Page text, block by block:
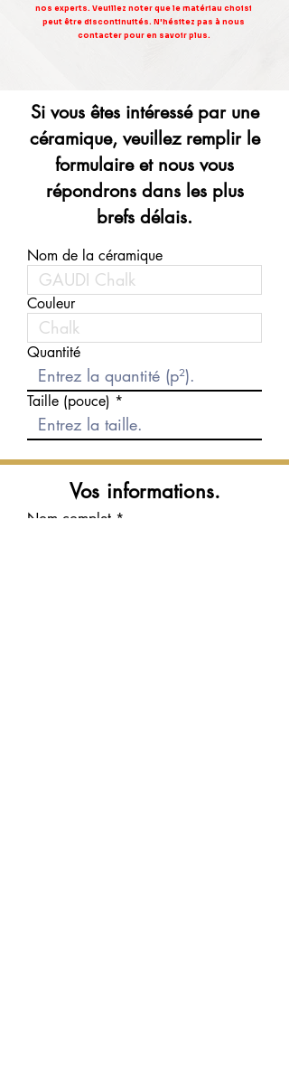
nos experts. Veuillez noter que le matériau choisi
peut être discontinuités. N'hésitez pas à nous
contacter pour en savoir plus.
Si vous êtes intéressé par une
céramique, veuillez remplir le
formulaire et nous vous
répondrons dans les plus
brefs délais.
Nom de la céramique
Couleur
Quantité
Taille (pouce)
Vos informations.
Nom complet